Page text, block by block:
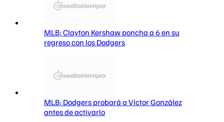
MLB: Clayton Kershaw poncha a 6 en su
regreso con los Dodgers
MLB: Dodgers probará a Víctor González
antes de activarlo